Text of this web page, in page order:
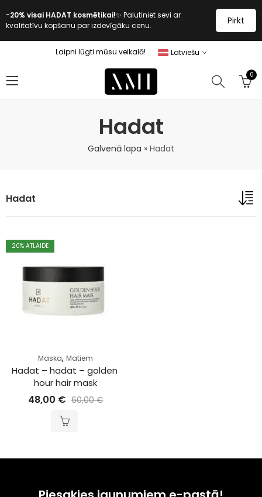
-20% visai HADAT kosmētikai!✨ Palutiniet sevi ar
kvalitatīvu kopšanu par izdevīgāku cenu.
Pirkt
Laipni lūgti mūsu veikalā! Latviešu
0
Hadat
Galvenā lapa » Hadat
Hadat
20% ATLAIDE
Maska, Matiem
Hadat – hadat – golden
hour hair mask
48,00 € 60,00€